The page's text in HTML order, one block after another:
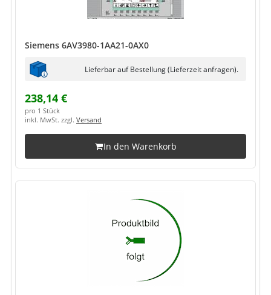
Siemens 6AV3980-1AA21-0AX0
Lieferbar auf Bestellung (Lieferzeit anfragen).
238,14 €
pro 1 Stück
inkl. MwSt. zzgl. Versand
In den Warenkorb